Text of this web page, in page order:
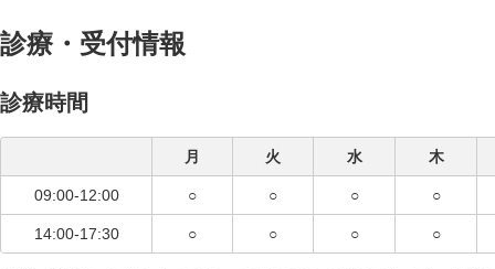
診療・受付情報
診療時間
月 火 水 木
09:00-12:00 ○ ○ ○ ○
14:00-17:30 ○ ○ ○ ○